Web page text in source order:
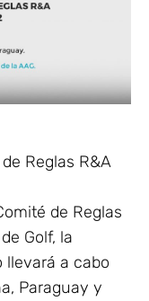
Reglas R&A
de Reglas
Golf, la
llevará a cabo
Paraguay y